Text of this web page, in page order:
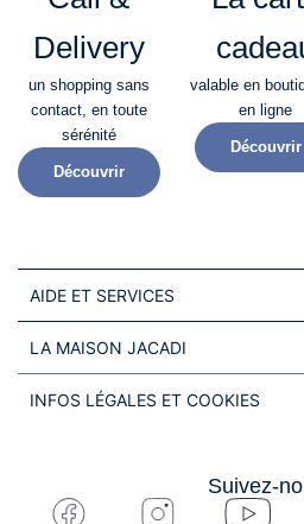
Delivery
un shopping sans
contact, en toute
sérénité​
Découvrir
valable en
en ligne
Découvrir
AIDE ET SERVICES
LA MAISON JACADI
INFOS LÉGALES ET COOKIES
Suivez-